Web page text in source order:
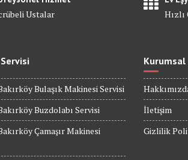
Ustalar
Hızlı
Bulaşık Makinesi Servisi
Buzdolabı Servisi
Çamaşır Makinesi
Kurumsal
İletişim
Gizlilik